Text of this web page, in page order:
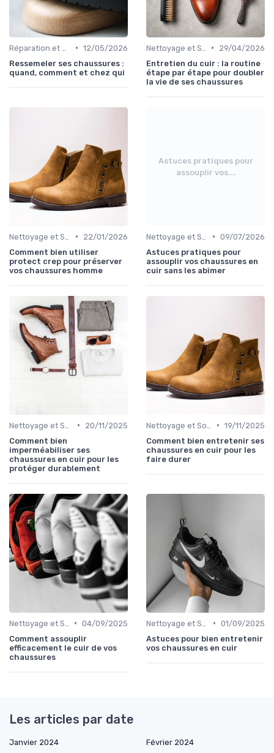
• 12/05/2026
Ressemeler ses chaussures :
quand, comment et chez qui
•
29/04/2026
Entretien du cuir : la routine
étape par étape pour doubler
la vie de ses chaussures
•
22/01/2026
Comment bien utiliser
protect crep pour préserver
vos chaussures homme
Astuces pratiques pour
assouplir vos...
• 09/07/2026
Astuces pratiques pour
assouplir vos chaussures en
cuir sans les abîmer
•
20/11/2025
Comment bien
imperméabiliser ses
chaussures en cuir pour les
protéger durablement
• 19/11/2025
Comment bien entretenir ses
chaussures en cuir pour les
faire durer
• 04/09/2025
Comment assouplir
efficacement le cuir de vos
chaussures
• 01/09/2025
Astuces pour bien entretenir
vos chaussures en cuir
Les articles par date
Janvier 2024
Février 2024